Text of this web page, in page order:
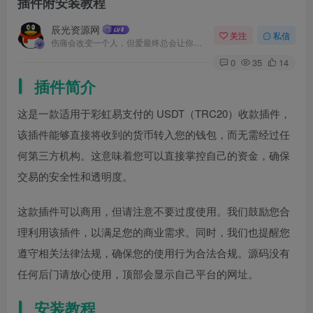
辰光资源网 关注 私信
0 35 14
插件简介
这是一款适用于彩虹易支付的 USDT（TRC20）收款插件，
该插件能够直接将收到的货币转入您的钱包，而无需经过任
何第三方机构。这意味着您可以直接掌控自己的资金，确保
交易的安全性和透明度。
这款插件可以商用，但请注意不要过度使用。我们鼓励您合
理利用该插件，以满足您的商业需求。同时，我们也提醒您
遵守相关法律法规，确保您的使用行为合法合规。源码没有
任何后门请放心使用，顶部会显示自己平台的网址。
安装教程